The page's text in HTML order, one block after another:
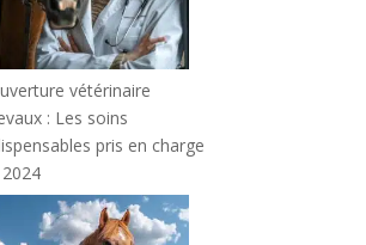
vétérinaire
: Les soins
pris en charge